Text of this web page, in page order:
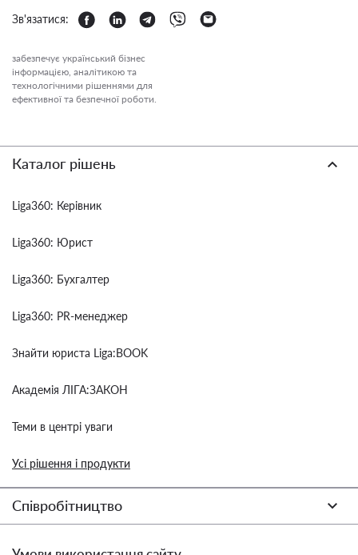
Зв'язатися:
забезпечує український бізнес
інформацією, аналітикою та
технологічними рішеннями для
ефективної та безпечної роботи.
Каталог рішень
Liga360: Керівник
Liga360: Юрист
Liga360: Бухгалтер
Liga360: PR-менеджер
Знайти юриста Liga:BOOK
Академія ЛІГА:ЗАКОН
Теми в центрі уваги
Усі рішення і продукти
Співробітництво